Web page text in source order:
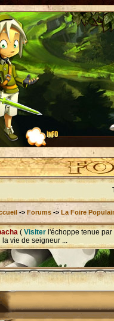
-> Forums -> La Foire
( Visiter l'échoppe tenue par
la vie de seigneur ...